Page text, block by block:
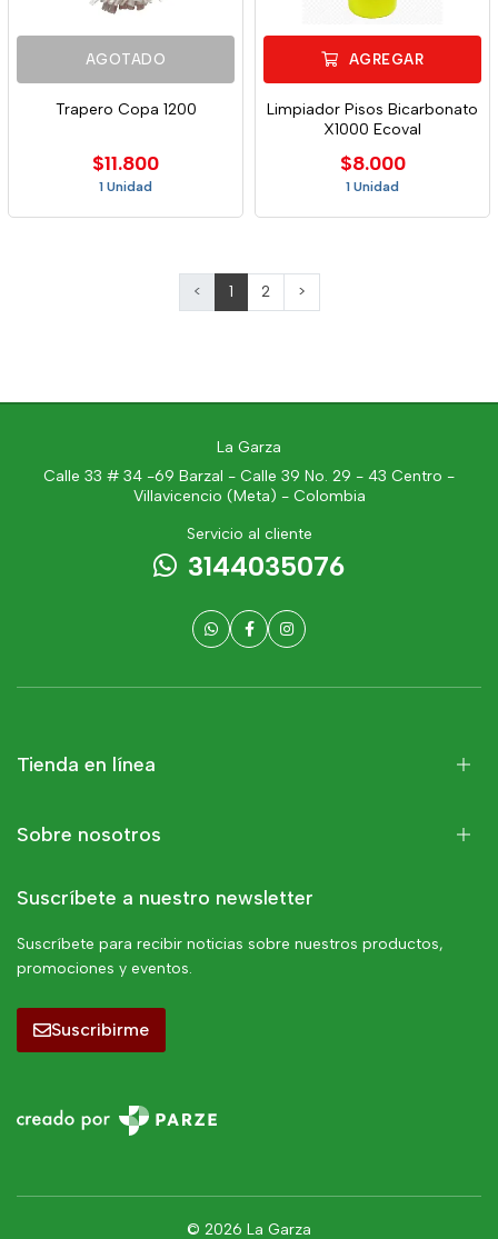
AGOTADO
Trapero Copa 1200
$11.800
1 Unidad
AGREGAR
Limpiador Pisos Bicarbonato
X1000 Ecoval
$8.000
1 Unidad
< 1 2 >
La Garza
Calle 33 # 34 -69 Barzal - Calle 39 No. 29 - 43 Centro -
Villavicencio (Meta) - Colombia
Servicio al cliente
3144035076
Tienda en línea
Sobre nosotros
Suscríbete a nuestro newsletter
Suscríbete para recibir noticias sobre nuestros productos,
promociones y eventos.
Suscribirme
© 2026 La Garza